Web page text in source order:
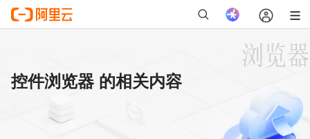
控件浏览器 的相关内容